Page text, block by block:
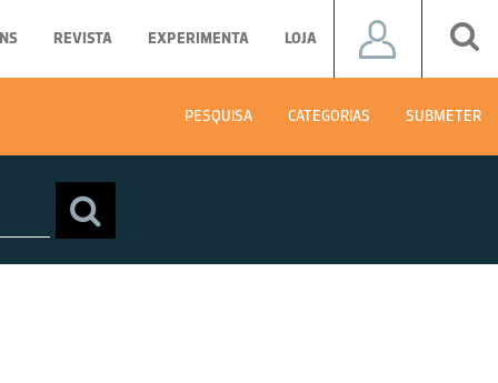
REVISTA EXPERIMENTA LOJA
PESQUISA CATEGORIAS SUBMETER